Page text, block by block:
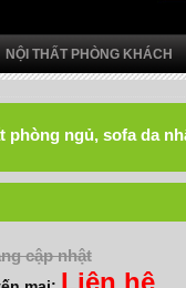
NỘI THẤT PHÒNG KHÁCH
ngủ, sofa da
cập nhật
Liên hệ